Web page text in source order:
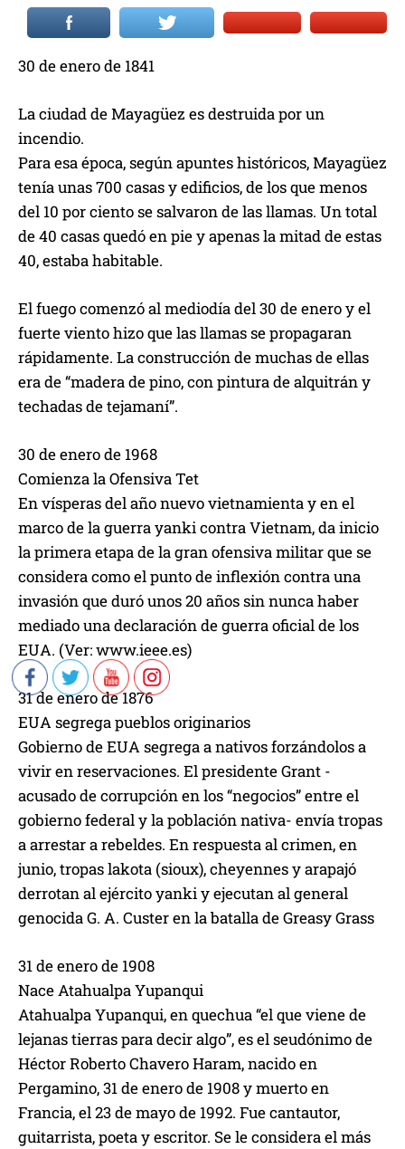
30 de enero de 1841
La ciudad de Mayagüez es destruida por un
incendio.
Para esa época, según apuntes históricos, Mayagüez
tenía unas 700 casas y edificios, de los que menos
del 10 por ciento se salvaron de las llamas. Un total
de 40 casas quedó en pie y apenas la mitad de estas
40, estaba habitable.
El fuego comenzó al mediodía del 30 de enero y el
fuerte viento hizo que las llamas se propagaran
rápidamente. La construcción de muchas de ellas
era de “madera de pino, con pintura de alquitrán y
techadas de tejamaní”.
30 de enero de 1968
Comienza la Ofensiva Tet
En vísperas del año nuevo vietnamienta y en el
marco de la guerra yanki contra Vietnam, da inicio
la primera etapa de la gran ofensiva militar que se
considera como el punto de inflexión contra una
invasión que duró unos 20 años sin nunca haber
mediado una declaración de guerra oficial de los
EUA. (Ver: www.ieee.es)
31 de enero de 1876
EUA segrega pueblos originarios
Gobierno de EUA segrega a nativos forzándolos a
vivir en reservaciones. El presidente Grant -
acusado de corrupción en los “negocios” entre el
gobierno federal y la población nativa- envía tropas
a arrestar a rebeldes. En respuesta al crimen, en
junio, tropas lakota (sioux), cheyennes y arapajó
derrotan al ejército yanki y ejecutan al general
genocida G. A. Custer en la batalla de Greasy Grass
31 de enero de 1908
Nace Atahualpa Yupanqui
Atahualpa Yupanqui, en quechua “el que viene de
lejanas tierras para decir algo”, es el seudónimo de
Héctor Roberto Chavero Haram, nacido en
Pergamino, 31 de enero de 1908 y muerto en
Francia, el 23 de mayo de 1992. Fue cantautor,
guitarrista, poeta y escritor. Se le considera el más